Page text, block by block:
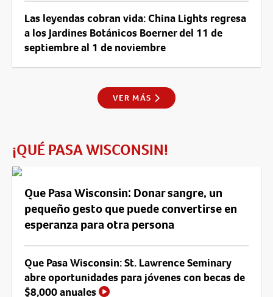
Las leyendas cobran vida: China Lights regresa
a los Jardines Botánicos Boerner del 11 de
septiembre al 1 de noviembre
VER MÁS
¡QUÉ PASA WISCONSIN!
Que Pasa Wisconsin: Donar sangre, un
pequeño gesto que puede convertirse en
esperanza para otra persona
Que Pasa Wisconsin: St. Lawrence Seminary
abre oportunidades para jóvenes con becas de
$8,000 anuales